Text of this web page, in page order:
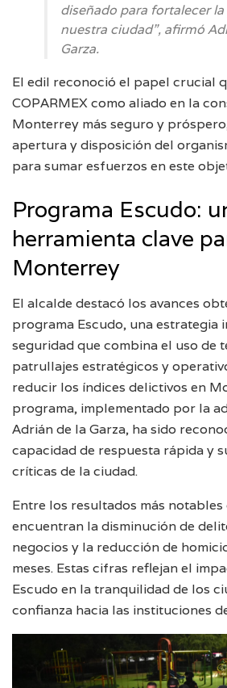
diseñado para fortalecer
nuestra ciudad”, afirmó
Garza.
El edil reconoció el papel crucial
COPARMEX como aliado en la
Monterrey más seguro y
apertura y disposición del
para sumar esfuerzos en este
Programa Escudo:
herramienta clave
Monterrey
El alcalde destacó los avances
programa Escudo, una estrategia
seguridad que combina el uso de
patrullajes estratégicos y
reducir los índices delictivos en
programa, implementado por la
Adrián de la Garza, ha sido
capacidad de respuesta rápida y
críticas de la ciudad.
Entre los resultados más
encuentran la disminución de
negocios y la reducción de
meses. Estas cifras reflejan el
Escudo en la tranquilidad de los
confianza hacia las instituciones